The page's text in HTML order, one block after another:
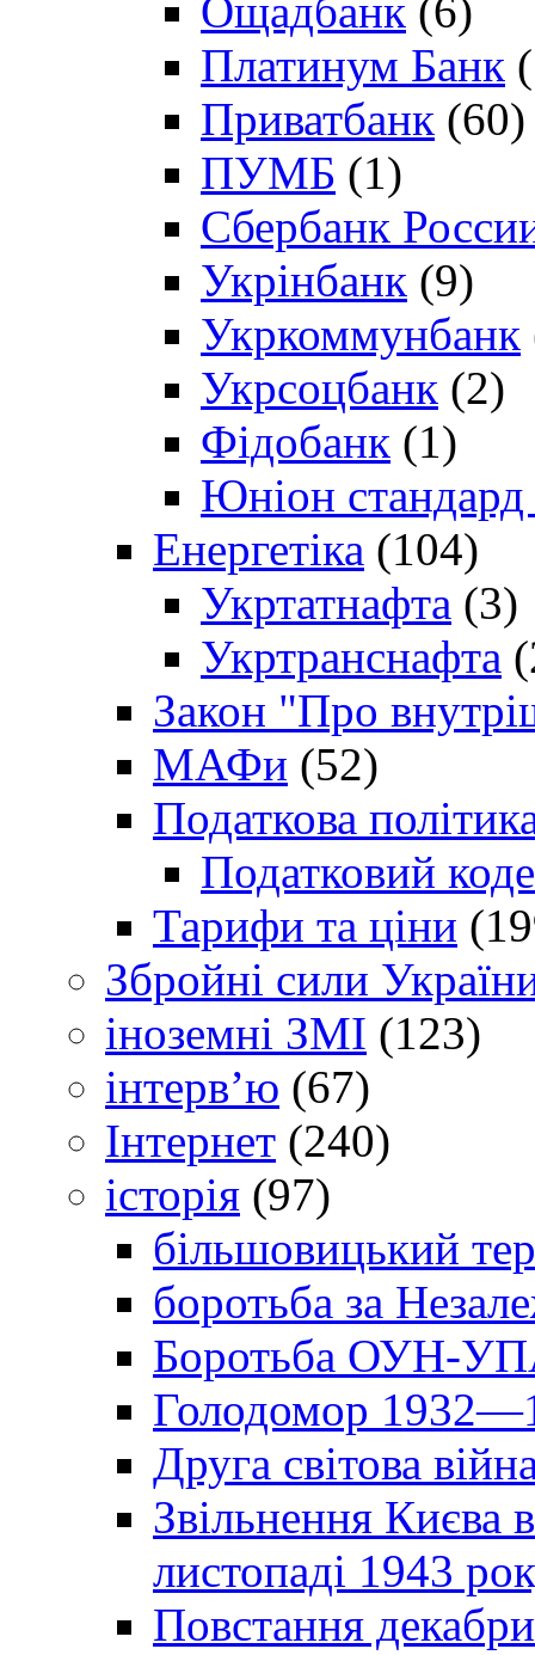
Ощадбанк (6)
Платинум Банк
Приватбанк (60)
ПУМБ (1)
Сбербанк
Укрінбанк (9)
Укркоммунбанк
Укрсоцбанк (2)
Фідобанк (1)
Юніон стандард
Енергетіка (104)
Укртатнафта (3)
Укртранснафта
Закон "Про
МАФи (52)
Податкова
Податковий
Тарифи та ціни
Збройні сили
іноземні ЗМІ (123)
інтерв’ю (67)
Інтернет (240)
історія (97)
більшовицький
боротьба за
Боротьба ОУН-УПА
Голодомор
Друга світова
Звільнення Києва
листопаді 1943
Повстання